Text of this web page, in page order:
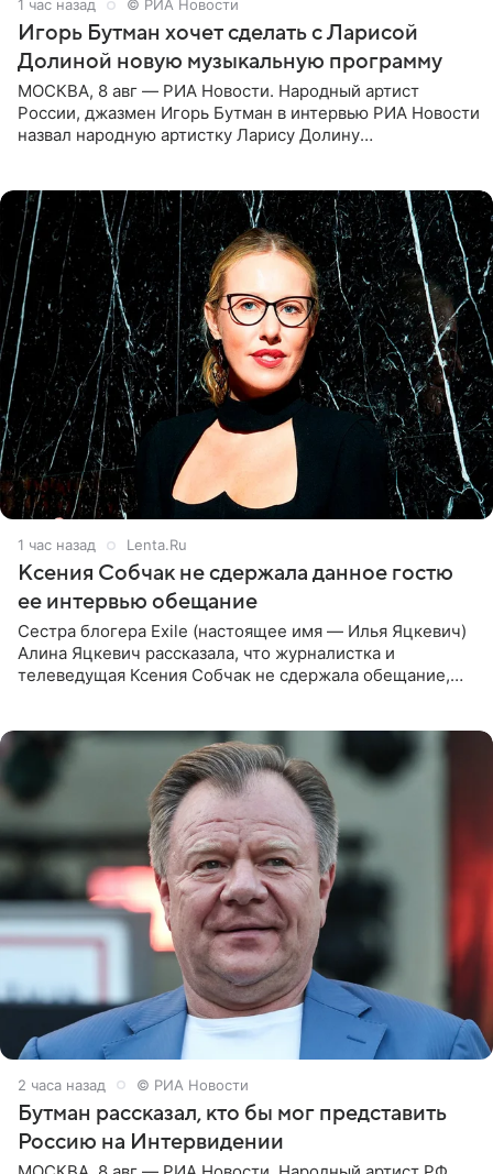
1 час назад © РИА Новости
Игорь Бутман хочет сделать с Ларисой
Долиной новую музыкальную программу
МОСКВА, 8 авг — РИА Новости. Народный артист
России, джазмен Игорь Бутман в интервью РИА Новости
назвал народную артистку Ларису Долину
1 час назад Lenta.Ru
Ксения Собчак не сдержала данное гостю
ее интервью обещание
Сестра блогера Exile (настоящее имя — Илья Яцкевич)
Алина Яцкевич рассказала, что журналистка и
телеведущая Ксения Собчак не сдержала обещание,
2 часа назад © РИА Новости
Бутман рассказал, кто бы мог представить
Россию на Интервидении